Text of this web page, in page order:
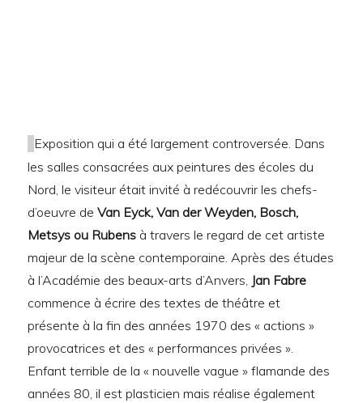
Exposition qui a été largement controversée. Dans
les salles consacrées aux peintures des écoles du
Nord, le visiteur était invité à redécouvrir les chefs-
d’oeuvre deVan Eyck, Van der Weyden, Bosch,
Metsys ou Rubens à travers le regard de cet artiste
majeur de la scène contemporaine. Après des études
à l’Académie des beaux-arts d’Anvers, Jan Fabre
commence à écrire des textes de théâtre et
présente à la fin des années 1970 des « actions »
provocatrices et des « performances privées ».
Enfant terrible de la « nouvelle vague » flamande des
années 80, il est plasticien mais réalise également